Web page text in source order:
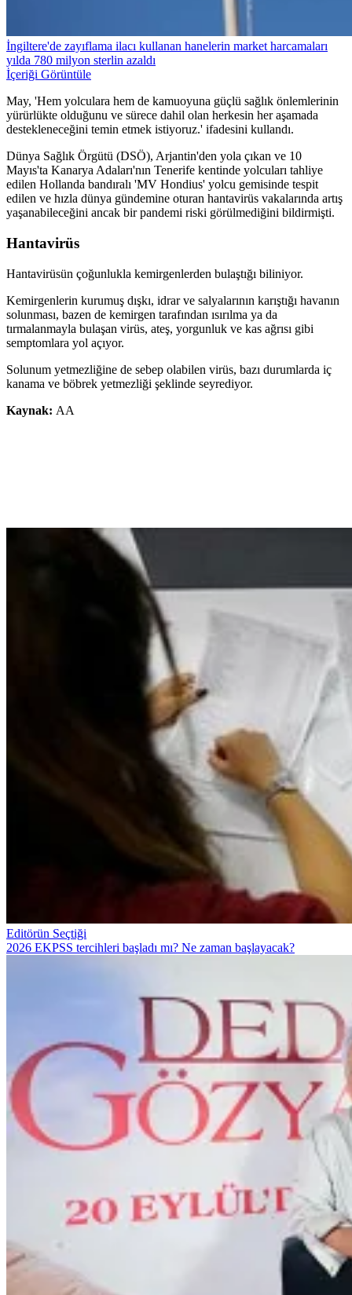
İngiltere'de zayıflama ilacı kullanan hanelerin market harcamaları
yılda 780 milyon sterlin azaldı
İçeriği Görüntüle
May, 'Hem yolculara hem de kamuoyuna güçlü sağlık önlemlerinin
yürürlükte olduğunu ve sürece dahil olan herkesin her aşamada
destekleneceğini temin etmek istiyoruz.' ifadesini kullandı.
Dünya Sağlık Örgütü (DSÖ), Arjantin'den yola çıkan ve 10
Mayıs'ta Kanarya Adaları'nın Tenerife kentinde yolcuları tahliye
edilen Hollanda bandıralı 'MV Hondius' yolcu gemisinde tespit
edilen ve hızla dünya gündemine oturan hantavirüs vakalarında artış
yaşanabileceğini ancak bir pandemi riski görülmediğini bildirmişti.
Hantavirüs
Hantavirüsün çoğunlukla kemirgenlerden bulaştığı biliniyor.
Kemirgenlerin kurumuş dışkı, idrar ve salyalarının karıştığı havanın
solunması, bazen de kemirgen tarafından ısırılma ya da
tırmalanmayla bulaşan virüs, ateş, yorgunluk ve kas ağrısı gibi
semptomlara yol açıyor.
Solunum yetmezliğine de sebep olabilen virüs, bazı durumlarda iç
kanama ve böbrek yetmezliği şeklinde seyrediyor.
Kaynak: AA
Editörün Seçtiği
2026 EKPSS tercihleri başladı mı? Ne zaman başlayacak?